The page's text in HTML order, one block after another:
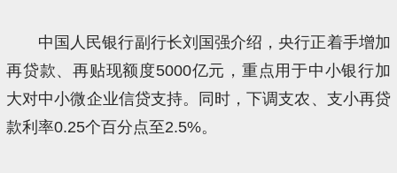
中国人民银行副行长刘国强介绍，央行正着手增加
再贷款、再贴现额度5000亿元，重点用于中小银行加
大对中小微企业信贷支持。同时，下调支农、支小再贷
款利率0.25个百分点至2.5%。